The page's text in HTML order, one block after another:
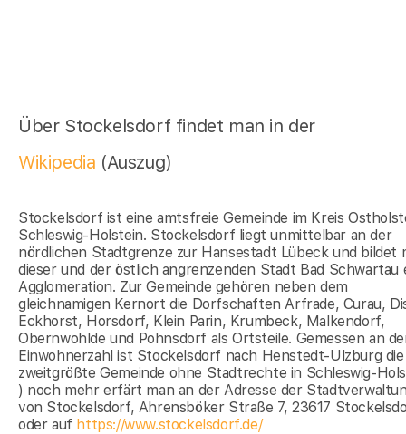
Über Stockelsdorf findet man in der
Wikipedia (Auszug)
Stockelsdorf ist eine amtsfreie Gemeinde im Kreis
Schleswig-Holstein. Stockelsdorf liegt unmittelbar an der
nördlichen Stadtgrenze zur Hansestadt Lübeck und bildet
dieser und der östlich angrenzenden Stadt Bad Schwartau
Agglomeration. Zur Gemeinde gehören neben dem
gleichnamigen Kernort die Dorfschaften Arfrade, Curau,
Eckhorst, Horsdorf, Klein Parin, Krumbeck, Malkendorf,
Obernwohlde und Pohnsdorf als Ortsteile. Gemessen an
Einwohnerzahl ist Stockelsdorf nach Henstedt-Ulzburg die
zweitgrößte Gemeinde ohne Stadtrechte in Schleswig-
) noch mehr erfärt man an der Adresse der
von Stockelsdorf, Ahrensböker Straße 7, 23617
oder auf https://www.stockelsdorf.de/